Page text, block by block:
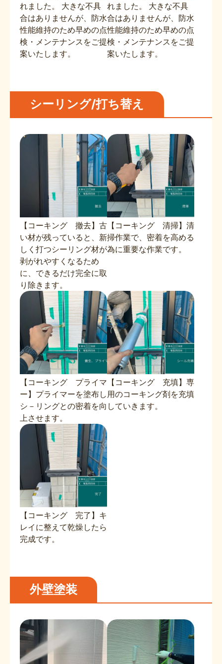
れました。 大きな不具
合はありませんが、防水
性能維持のため早めの点
検・メンテナンスをご提
案いたします。
れました。 大きな不具
合はありませんが、防水
性能維持のため早めの点
検・メンテナンスをご提
案いたします。
シーリング/打ち替え
【コーキング 撤去】古
い材が残っていると、新
しく打つシーリング材が
剥がれやすくなるため
に、できるだけ完全に取
り除きます。
【コーキング 清掃】清
掃作業で、密着を高める
為に重要な作業です。
【コーキング プライマ
ー】プライマーを塗布し
シ－リングとの密着を向
上させます。
【コーキング 充填】専
用のコーキング剤を充填
していきます。
【コーキング 完了】キ
レイに整えて乾燥したら
完成です。
外壁塗装